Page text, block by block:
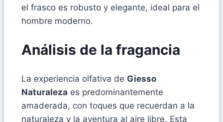
el frasco es robusto y elegante, ideal para el
hombre moderno.
Análisis de la fragancia
La experiencia olfativa de Giesso
Naturaleza es predominantemente
amaderada, con toques que recuerdan a la
naturaleza y la aventura al aire libre. Esta